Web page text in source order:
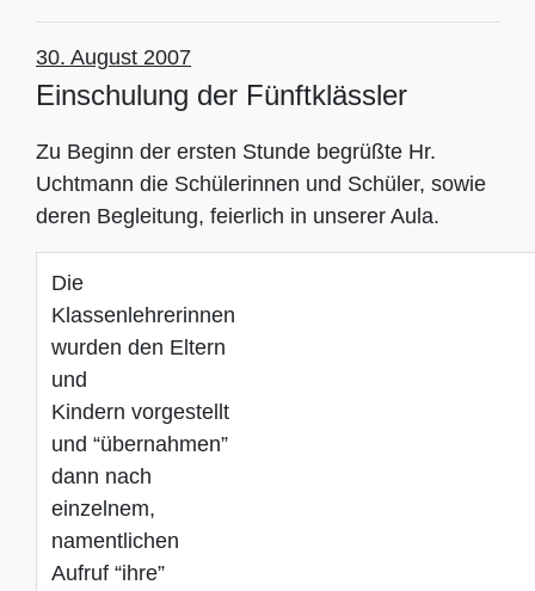
30. August 2007
Einschulung der Fünftklässler
Zu Beginn der ersten Stunde begrüßte Hr.
Uchtmann die Schülerinnen und Schüler, sowie
deren Begleitung, feierlich in unserer Aula.
Die
Klassenlehrerinnen
wurden den Eltern
und
Kindern vorgestellt
und “übernahmen”
dann nach
einzelnem,
namentlichen
Aufruf “ihre”